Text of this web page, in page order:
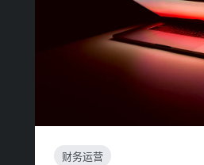
财务运营